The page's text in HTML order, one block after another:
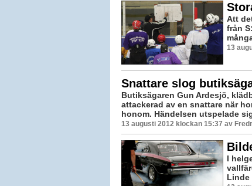
Att
från
13
Snattare slog
Butiksägaren Gun Ardesjö,
attackerad av en snattare när
honom. Händelsen utspelade
13 augusti 2012 klockan 15:37 av
I
Linde